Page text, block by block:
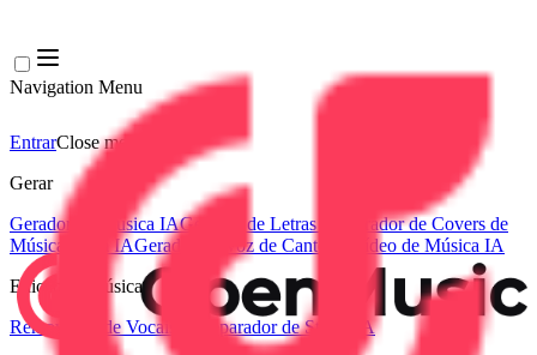
Navigation Menu
EntrarClose menu
Gerar
Gerador de Música IAGerador de Letras IA
Gerador de Covers de
Músicas com IAGerador de Voz de Canto IA
Vídeo de Música IA
Edição de música
Removedor de Vocais AI
Separador de Stems IA